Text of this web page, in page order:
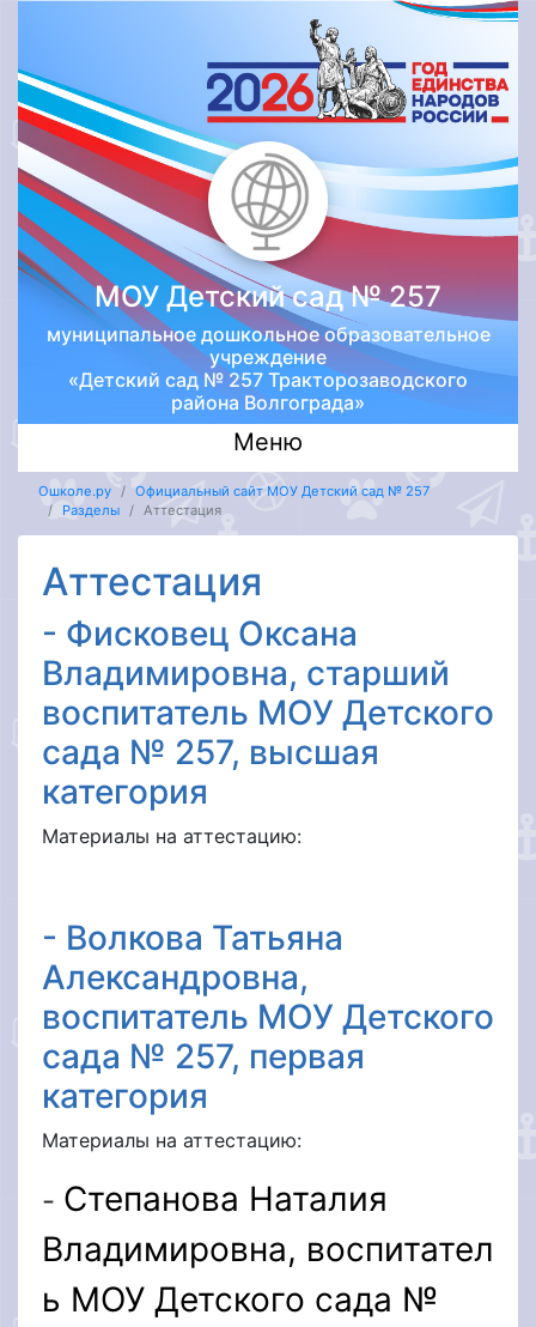
МОУ Детский сад № 257
муниципальное дошкольное образовательное
учреждение
«Детский сад № 257 Тракторозаводского
района Волгограда»
Меню
Ошколе.ру
Официальный сайт МОУ Детский сад № 257
Разделы
Аттестация
Аттестация
- Фисковец Оксана
Владимировна, старший
воспитатель МОУ Детского
сада № 257, высшая
категория
Материалы на аттестацию:
- Волкова Татьяна
Александровна,
воспитатель МОУ Детского
сада № 257, первая
категория
Материалы на аттестацию:
- Степанова Наталия
Владимировна, воспитател
ь МОУ Детского сада №